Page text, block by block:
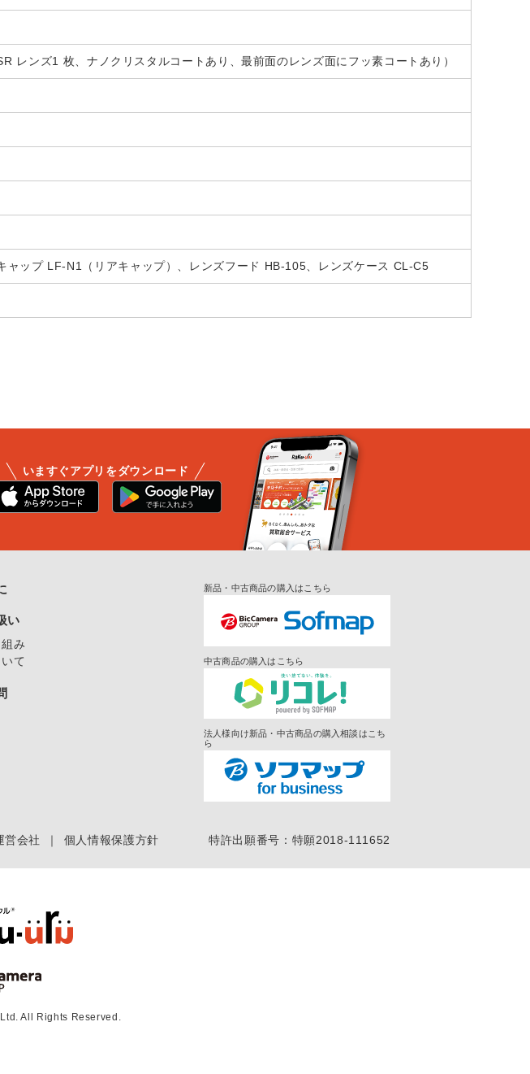
レンズ1 枚、ナノクリスタルコートあり、最前面のレンズ面にフッ素コートあり）
ャップ LF-N1（リアキャップ）、レンズフード HB-105、レンズケース CL-C5
いますぐアプリをダウンロード
い
み
て
新品・中古商品の購入はこちら
中古商品の購入はこちら
法人様向け新品・中古商品の購入相談はこち
ら
営会社 ｜ 個人情報保護方針 特許出願番号：特願2018-111652
All Rights Reserved.